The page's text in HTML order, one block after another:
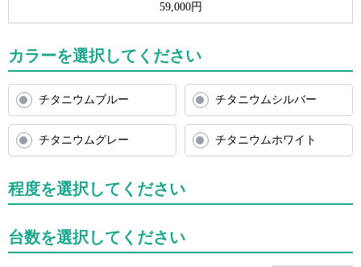
59,000円
カラーを選択してください
チタニウムブルー チタニウムシルバー
チタニウムグレー チタニウムホワイト
程度を選択してください
台数を選択してください